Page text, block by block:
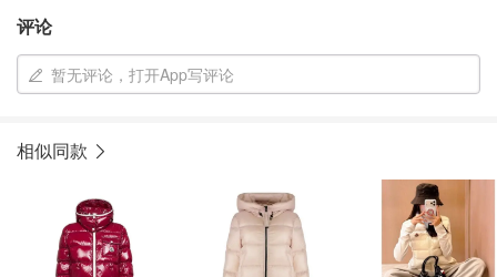
评论
暂无评论，打开App写评论
相似同款